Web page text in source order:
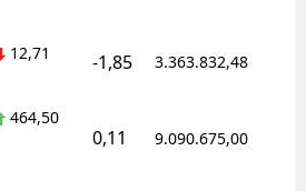
12,71 -1,85 3.363.832,48
464,50
0,11 9.090.675,00